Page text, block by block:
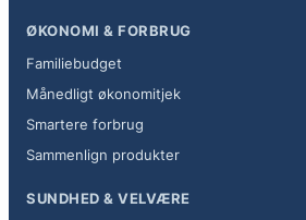
ØKONOMI & FORBRUG
Familiebudget
Månedligt økonomitjek
Smartere forbrug
Sammenlign produkter
SUNDHED & VELVÆRE